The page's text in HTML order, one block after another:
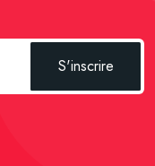
S'inscrire